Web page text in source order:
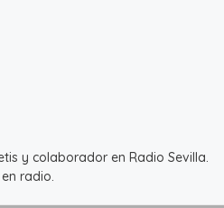
y colaborador en Radio Sevilla.
radio.